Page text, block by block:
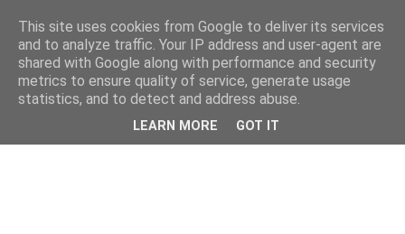
This site uses cookies from Google to deliver its services
and to analyze traffic. Your IP address and user-agent are
shared with Google along with performance and security
metrics to ensure quality of service, generate usage
statistics, and to detect and address abuse.
LEARN MORE GOT IT